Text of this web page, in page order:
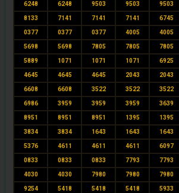
6248 6248 9503 9503 9503
8133 7141 7141 7141 6745
0377 0377 0377 4005 4005
5698 5698 7805 7805 7805
5889 1071 1071 1071 6925
4645 4645 4645 2043 2043
6608 6608 3522 3522 3522
6986 3959 3959 3959 3639
8951 8951 8951 1395 1395
3834 3834 1643 1643 1643
5376 4611 4611 4611 6097
0833 0833 0833 7793 7793
4030 4030 7980 7980 7980
9254 5418 5418 5418 5933